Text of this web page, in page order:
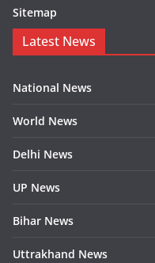
Sitemap
Latest News
National News
World News
Delhi News
UP News
Bihar News
Uttrakhand News